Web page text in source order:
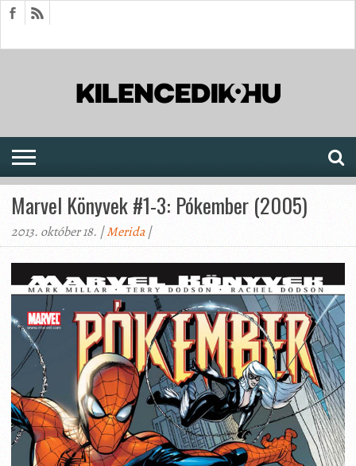
Marvel Könyvek #1-3: Pókember (2005)
2013. október 18. |Merida|